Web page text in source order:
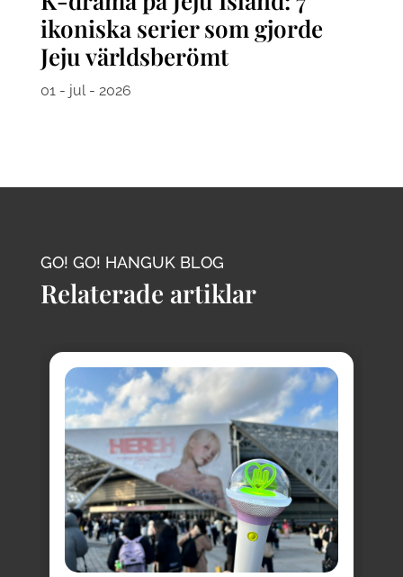
ikoniska serier som gjorde
Jeju världsberömt
01 - jul - 2026
GO! GO! HANGUK BLOG
Relaterade artiklar